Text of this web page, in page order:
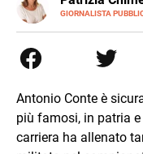
GIORNALISTA
MAIL
LINKEDIN
collaborato con
comunicazione
Antonio Conte è
più famosi, in patria e
carriera ha allenato